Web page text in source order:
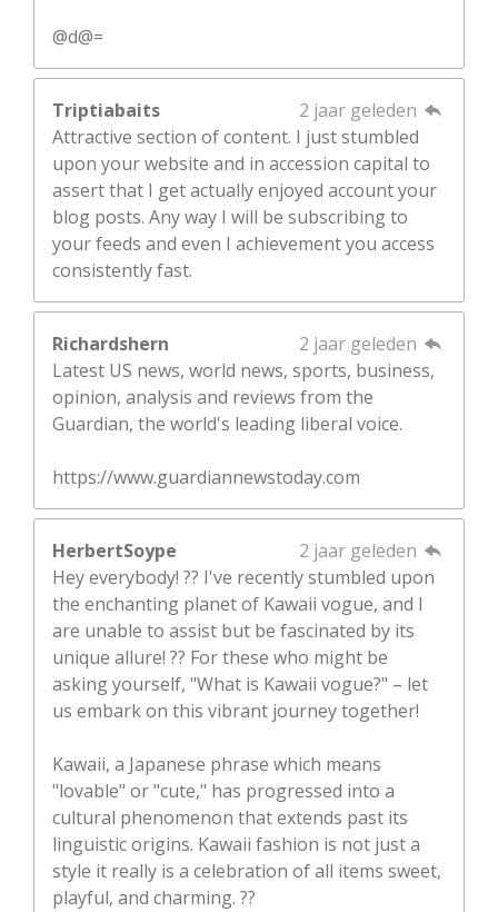
@d@=
Triptiabaits
2 jaar geleden
Attractive section of content. I just stumbled
upon your website and in accession capital to
assert that I get actually enjoyed account your
blog posts. Any way I will be subscribing to
your feeds and even I achievement you access
consistently fast.
Richardshern
2 jaar geleden
Latest US news, world news, sports, business,
opinion, analysis and reviews from the
Guardian, the world's leading liberal voice.
https://www.guardiannewstoday.com
HerbertSoype
2 jaar geleden
Hey everybody! ?? I've recently stumbled upon
the enchanting planet of Kawaii vogue, and I
are unable to assist but be fascinated by its
unique allure! ?? For these who might be
asking yourself, "What is Kawaii vogue?" – let
us embark on this vibrant journey together!
Kawaii, a Japanese phrase which means
"lovable" or "cute," has progressed into a
cultural phenomenon that extends past its
linguistic origins. Kawaii fashion is not just a
style it really is a celebration of all items sweet,
playful, and charming. ??